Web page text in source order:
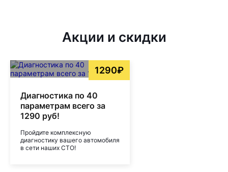
Акции и скидки
1290₽
Диагностика по 40
параметрам всего за
1290 руб!
Пройдите комплексную
диагностику вашего автомобиля
в сети наших СТО!